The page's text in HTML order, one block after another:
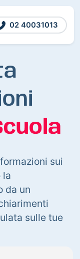
02 40031013
sui
la
da un
sulle tue